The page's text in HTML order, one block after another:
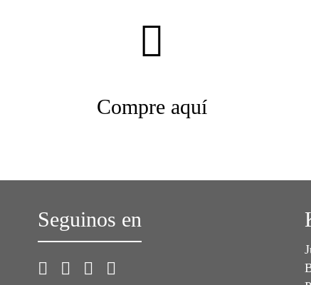
Compre aquí
Seguinos en